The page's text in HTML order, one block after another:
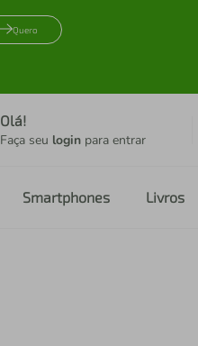
Quero
Olá!
Faça seu login para entrar
Smartphones Livros